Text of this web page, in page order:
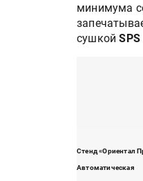
минимума
сушкойSPS
Стенд «Ориентал
Автоматическая